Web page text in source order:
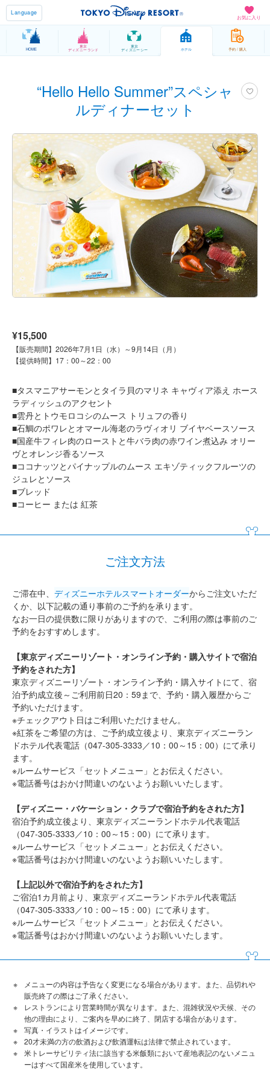
お気に入り
Language
HOME
東京
ディズニーランド
東京
ディズニーシー ホテル 予約 / 購入
“Hello Hello Summer”スペシャ
ルディナーセット
¥15,500
【販売期間】2026年7月1日（水）～9月14日（月）
【提供時間】17：00～22：00
■タスマニアサーモンとタイラ貝のマリネ キャヴィア添え ホース
ラディッシュのアクセント
■雲丹とトウモロコシのムース トリュフの香り
■石鯛のポワレとオマール海老のラヴィオリ ブイヤベースソース
■国産牛フィレ肉のローストと牛バラ肉の赤ワイン煮込み オリー
ヴとオレンジ香るソース
■ココナッツとパイナップルのムース エキゾティックフルーツの
ジュレとソース
■ブレッド
■コーヒー または 紅茶
ご注文方法
ご滞在中、 ディズニーホテルスマートオーダーからご注文いただ
くか、以下記載の通り事前のご予約を承ります。
なお一日の提供数に限りがありますので、ご利用の際は事前のご
予約をおすすめします。
【東京ディズニーリゾート・オンライン予約・購入サイトで宿泊
予約をされた方】
東京ディズニーリゾート・オンライン予約・購入サイトにて、宿
泊予約成立後～ご利用前日20：59まで、予約・購入履歴からご
予約いただけます。
※チェックアウト日はご利用いただけません。
※紅茶をご希望の方は、ご予約成立後より、東京ディズニーラン
ドホテル代表電話（047-305-3333／10：00～15：00）にて承り
ます。
※ルームサービス「セットメニュー」とお伝えください。
※電話番号はおかけ間違いのないようお願いいたします。
【ディズニー・バケーション・クラブで宿泊予約をされた方】
宿泊予約成立後より、東京ディズニーランドホテル代表電話
（047-305-3333／10：00～15：00）にて承ります。
※ルームサービス「セットメニュー」とお伝えください。
※電話番号はおかけ間違いのないようお願いいたします。
【上記以外で宿泊予約をされた方】
ご宿泊1カ月前より、東京ディズニーランドホテル代表電話
（047-305-3333／10：00～15：00）にて承ります。
※ルームサービス「セットメニュー」とお伝えください。
※電話番号はおかけ間違いのないようお願いいたします。
メニューの内容は予告なく変更になる場合があります。また、品切れや
販売終了の際はご了承ください。
レストランにより営業時間が異なります。また、混雑状況や天候、その
他の理由により、ご案内を早めに終了、閉店する場合があります。
写真・イラストはイメージです。
20才未満の方の飲酒および飲酒運転は法律で禁止されています。
米トレーサビリティ法に該当する米飯類において産地表記のないメニュ
ーはすべて国産米を使用しています。